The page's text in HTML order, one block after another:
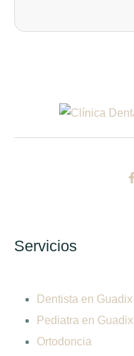
Servicios
Dentista en Guadix
Pediatra en Guadix
Ortodoncia